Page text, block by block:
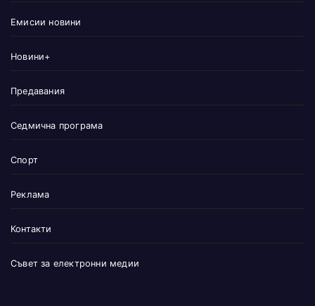
Емисии новини
Новини+
Предавания
Седмична програма
Спорт
Реклама
Контакти
Съвет за електронни медии